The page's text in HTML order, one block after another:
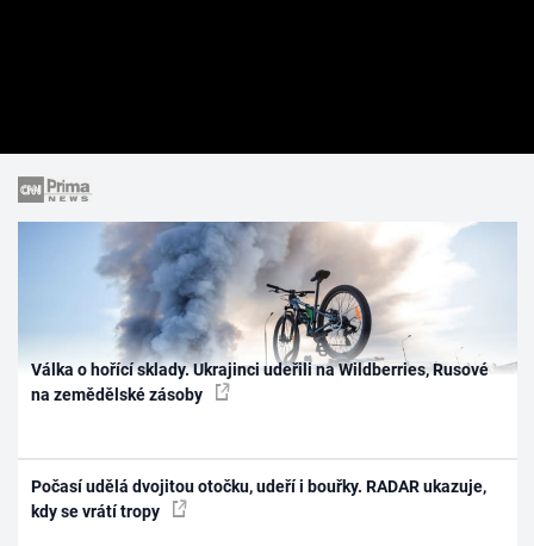
Válka o hořící sklady. Ukrajinci udeřili na Wildberries, Rusové
na zemědělské zásoby
Počasí udělá dvojitou otočku, udeří i bouřky. RADAR ukazuje,
kdy se vrátí tropy